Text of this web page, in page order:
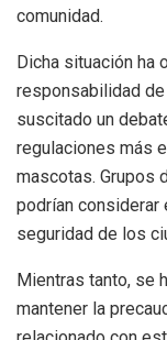
comunidad.
Dicha situación ha
responsabilidad
suscitado un
regulaciones más
mascotas. Grupos
podrían considerar
seguridad de los
Mientras tanto, se
mantener la